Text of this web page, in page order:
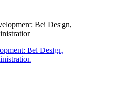
Bei Design,